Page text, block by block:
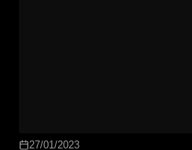
27/01/2023